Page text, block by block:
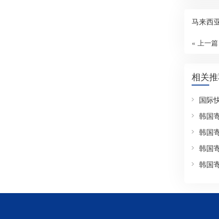
马来西
« 上一篇
相关
国际
韩国
韩国
韩国
韩国